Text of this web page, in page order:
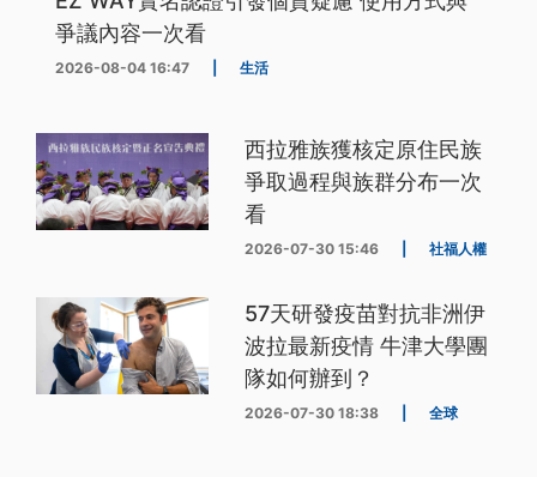
爭議內容一次看
2026-08-04 16:47 生活
西拉雅族獲核定原住民族
爭取過程與族群分布一次
看
2026-07-30 15:46 社福人權
57天研發疫苗對抗非洲伊
波拉最新疫情 牛津大學團
隊如何辦到？
2026-07-30 18:38 全球